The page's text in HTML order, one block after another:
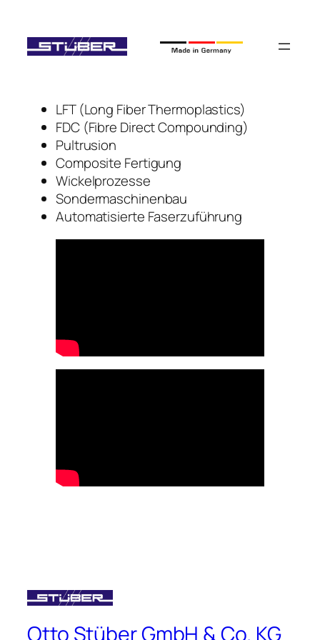
springen
LFT (Long Fiber Thermoplastics)
FDC (Fibre Direct Compounding)
Pultrusion
Composite Fertigung
Wickelprozesse
Sondermaschinenbau
Automatisierte Faserzuführung
Otto Stüber GmbH & Co. KG